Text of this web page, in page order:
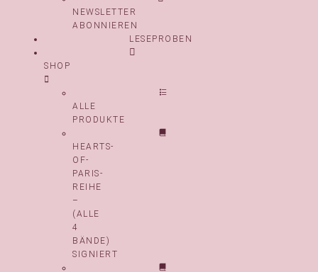
NEWSLETTER
ABONNIEREN
LESEPROBEN
SHOP
ALLE
PRODUKTE
HEARTS-
OF-
PARIS-
REIHE
–
(ALLE
4
BÄNDE)
SIGNIERT